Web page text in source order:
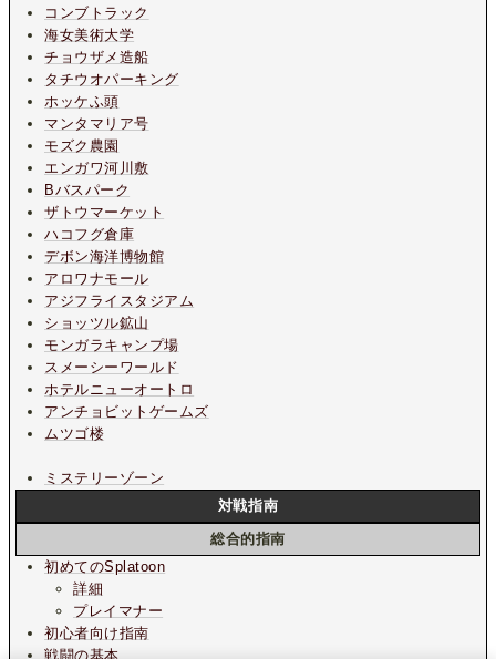
コンブトラック
海女美術大学
チョウザメ造船
タチウオパーキング
ホッケふ頭
マンタマリア号
モズク農園
エンガワ河川敷
Bバスパーク
ザトウマーケット
ハコフグ倉庫
デボン海洋博物館
アロワナモール
アジフライスタジアム
ショッツル鉱山
モンガラキャンプ場
スメーシーワールド
ホテルニューオートロ
アンチョビットゲームズ
ムツゴ楼
ミステリーゾーン
対戦指南
総合的指南
初めてのSplatoon
詳細
プレイマナー
初心者向け指南
戦闘の基本